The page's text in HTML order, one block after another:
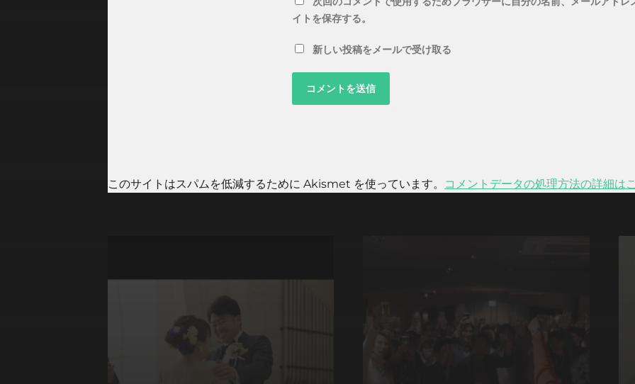
イトを保存する。
新しい投稿をメールで受け取る
このサイトはスパムを低減するために Akismet を使っています。 コメントデータの処理方法の詳細は